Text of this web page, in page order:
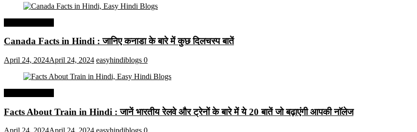
Canada Facts in Hindi : जानिए कनाडा के बारे में कुछ दिलचस्प बातें
April 24, 2024April 24, 2024 easyhindiblogs 0
Facts About Train in Hindi : जानें भारतीय रेलवे और ट्रेनों के बारे में ये 20 बातें जो बढ़ाएंगी आपकी नाॅलेज